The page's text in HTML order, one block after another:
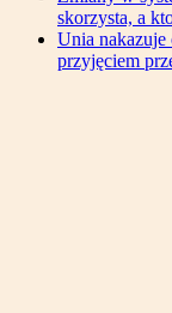
skorzysta, a
Unia nakazuje
przyjęciem